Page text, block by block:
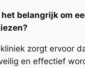
belangrijk om
zorgt ervoor
en effectief